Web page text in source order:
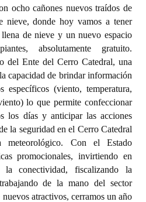
ocho cañones nuevos traídos de
nieve, donde hoy vamos a tener
de nieve y un nuevo espacio
absolutamente gratuito.
del Ente del Cerro Catedral, una
capacidad de brindar información
específicos (viento, temperatura,
lo que permite confeccionar
los días y anticipar las acciones
la seguridad en el Cerro Catedral
Con el Estado
promocionales, invirtiendo en
la conectividad, fiscalizando la
de la mano del sector
atractivos, cerramos un año